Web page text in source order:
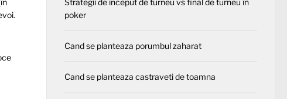
Strategii de început de turneu vs final de turneu în
poker
Cand se planteaza porumbul zaharat
Cand se planteaza castraveti de toamna